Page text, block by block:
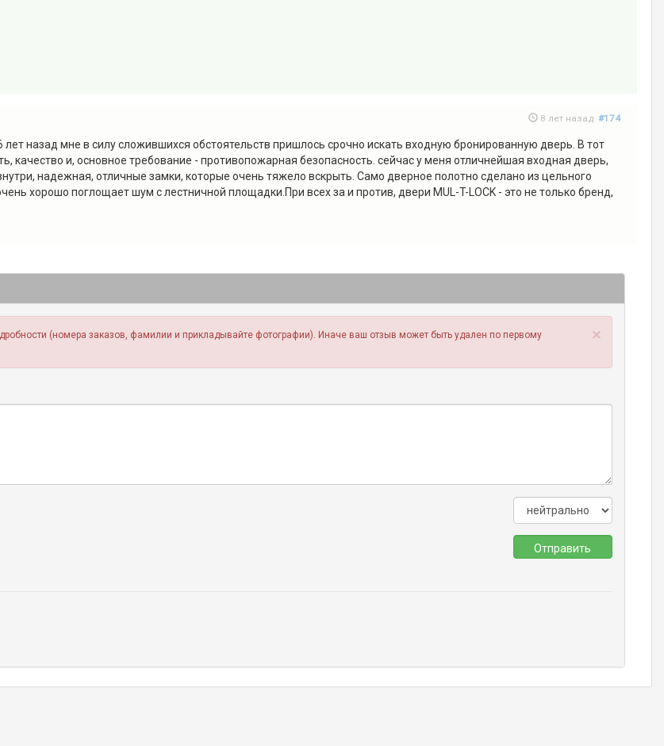
8 лет назад #174
лет назад мне в силу сложившихся обстоятельств пришлось срочно искать входную бронированную дверь. В тот
и, основное требование - противопожарная безопасность. сейчас у меня отличнейшая входная дверь,
надежная, отличные замки, которые очень тяжело вскрыть. Само дверное полотно сделано из цельного
хорошо поглощает шум с лестничной площадки.При всех за и против, двери MUL-T-LOCK - это не только бренд,
×
(номера заказов, фамилии и прикладывайте фотографии). Иначе ваш отзыв может быть удален по первому
Отправить